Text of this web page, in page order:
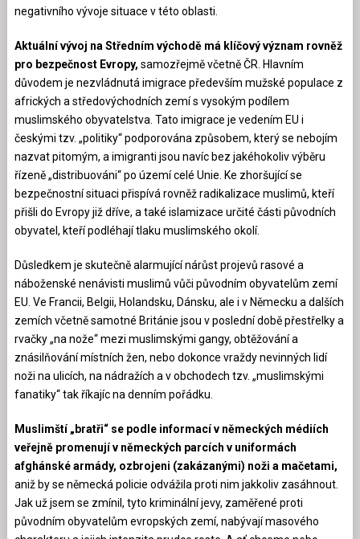
negativního vývoje situace v této oblasti.
Aktuální vývoj na Středním východě má klíčový význam rovněž
pro bezpečnost Evropy, samozřejmě včetně ČR. Hlavním
důvodem je nezvládnutá imigrace především mužské populace z
afrických a středovýchodních zemí s vysokým podílem
muslimského obyvatelstva. Tato imigrace je vedením EU i
českými tzv. „politiky“ podporována způsobem, který se nebojím
nazvat pitomým, a imigranti jsou navíc bez jakéhokoliv výběru
řízeně „distribuováni“ po území celé Unie. Ke zhoršující se
bezpečnostní situaci přispívá rovněž radikalizace muslimů, kteří
přišli do Evropy již dříve, a také islamizace určité části původních
obyvatel, kteří podléhají tlaku muslimského okolí.
Důsledkem je skutečně alarmující nárůst projevů rasové a
náboženské nenávisti muslimů vůči původním obyvatelům zemí
EU. Ve Francii, Belgii, Holandsku, Dánsku, ale i v Německu a dalších
zemích včetně samotné Británie jsou v poslední době přestřelky a
rvačky „na nože“ mezi muslimskými gangy, obtěžování a
znásilňování místních žen, nebo dokonce vraždy nevinných lidí
noži na ulicích, na nádražích a v obchodech tzv. „muslimskými
fanatiky“ tak říkajíc na denním pořádku.
Muslimští „bratři“ se podle informací v německých médiích
veřejně promenují v německých parcích v uniformách
afghánské armády, ozbrojeni (zakázanými) noži a mačetami,
aniž by se německá policie odvážila proti nim jakkoliv zasáhnout.
Jak už jsem se zmínil, tyto kriminální jevy, zaměřené proti
původním obyvatelům evropských zemí, nabývají masového